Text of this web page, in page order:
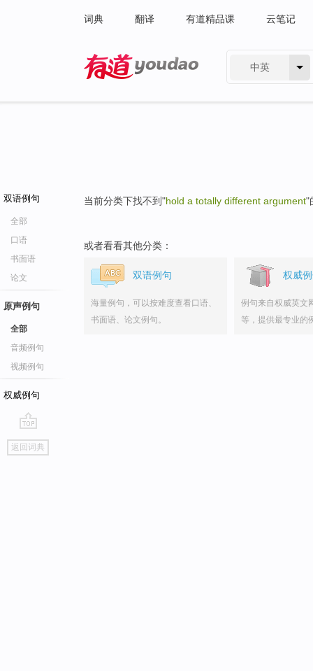
词典 翻译 有道精品课 云笔记
中英
双语例句
全部
口语
书面语
论文
原声例句
全部
音频例句
视频例句
权威例句
go
top
返回词典
当前分类下找不到"hold a totally different argument"
或者看看其他分类：
双语例句
海量例句，可以按难度查看口语、
书面语、论文例句。
权威
例句来自权威英文
等，提供最专业的